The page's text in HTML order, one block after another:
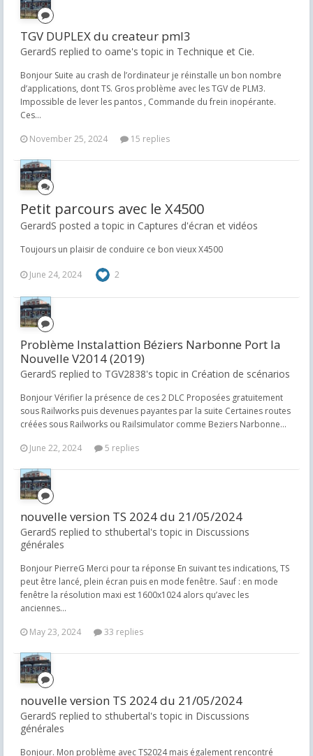
TGV DUPLEX du createur pml3
GerardS replied to oame's topic in Technique et Cie.
Bonjour Suite au crash de l’ordinateur je réinstalle un bon nombre
d’applications, dont TS. Gros problème avec les TGV de PLM3.
Impossible de lever les pantos , Commande du frein inopérante.
Ces...
November 25, 2024
15 replies
Petit parcours avec le X4500
GerardS posted a topic in Captures d'écran et vidéos
Toujours un plaisir de conduire ce bon vieux X4500
June 24, 2024 2
Problème Instalattion Béziers Narbonne Port la
Nouvelle V2014 (2019)
GerardS replied to TGV2838's topic in Création de scénarios
Bonjour Vérifier la présence de ces 2 DLC Proposées gratuitement
sous Railworks puis devenues payantes par la suite Certaines routes
créées sous Railworks ou Railsimulator comme Beziers Narbonne...
June 22, 2024
5 replies
nouvelle version TS 2024 du 21/05/2024
GerardS replied to sthubertal's topic in Discussions
générales
Bonjour PierreG Merci pour ta réponse En suivant tes indications, TS
peut être lancé, plein écran puis en mode fenêtre. Sauf : en mode
fenêtre la résolution maxi est 1600x1024 alors qu’avec les
anciennes...
May 23, 2024
33 replies
nouvelle version TS 2024 du 21/05/2024
GerardS replied to sthubertal's topic in Discussions
générales
Bonjour. Mon problème avec TS2024 mais également rencontré